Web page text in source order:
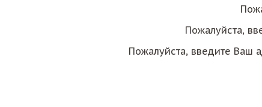
Пожалуйста,
Пожалуйста, введите Ваш